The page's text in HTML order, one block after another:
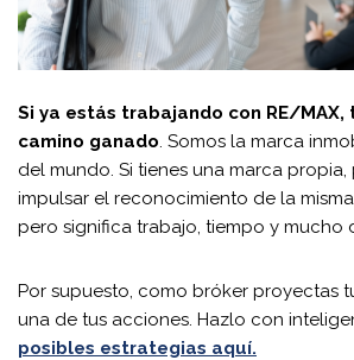
Si ya estás trabajando con RE/
camino ganado. Somos la marca
del mundo. Si tienes una marca propia,
impulsar el reconocimiento de la
pero significa trabajo, tiempo y mucho
Por supuesto, como bróker proyectas
una de tus acciones. Hazlo con
posibles estrategias aquí.